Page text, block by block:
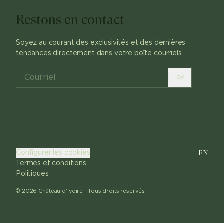
Restons en contact
Soyez au courant des exclusivités et des dernières
tendances directement dans votre boîte courriels.
ok
© 2026 Château d'Ivoire - Tous droits réservés
Configurer les cookies
Termes et conditions
Politiques
EN